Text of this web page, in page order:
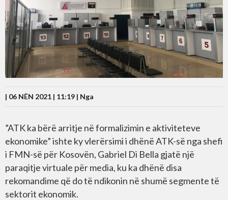
| 06 NËN 2021 | 11:19 | Nga
”ATK ka bërë arritje në formalizimin e aktiviteteve
ekonomike” ishte ky vlerërsimi i dhënë ATK-së nga shefi
i FMN-së për Kosovën, Gabriel Di Bella gjatë një
paraqitje virtuale për media, ku ka dhënë disa
rekomandime që do të ndikonin në shumë segmente të
sektorit ekonomik.